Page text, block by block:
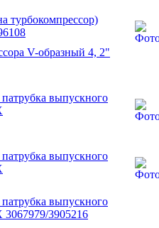
турбокомпрессор)
V-образный 4, 2"
выпускного
выпускного
выпускного
3905216